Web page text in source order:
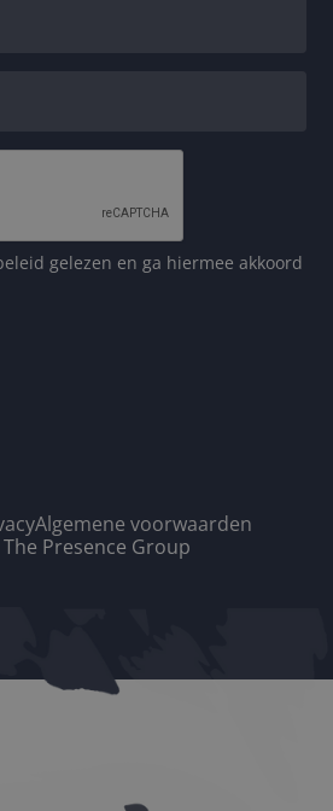
gelezen en ga hiermee akkoord
Algemene voorwaarden
Presence Group